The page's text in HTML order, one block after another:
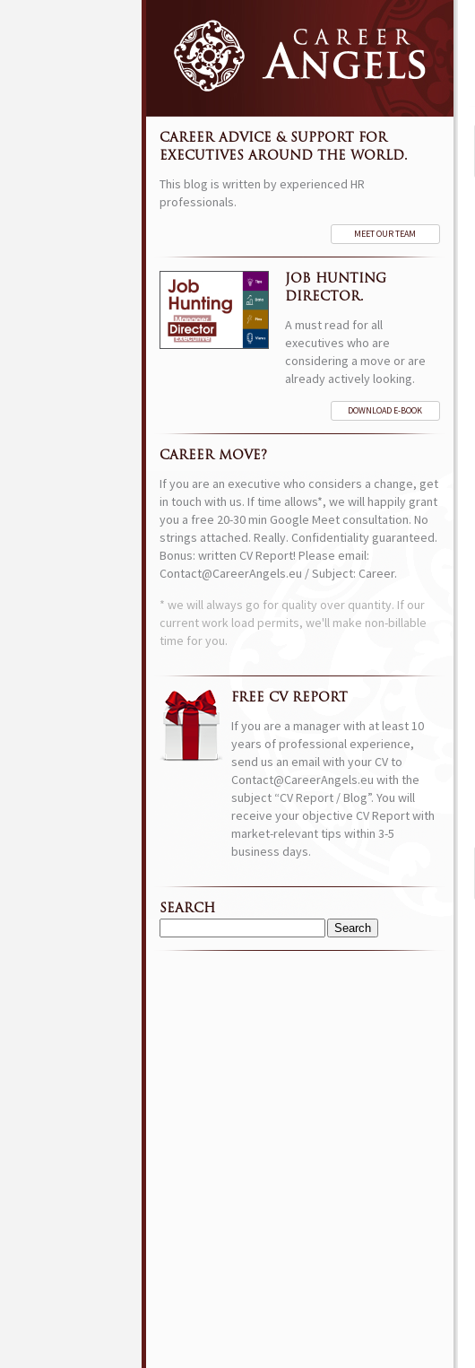
CAREER ADVICE & SUPPORT FOR
EXECUTIVES AROUND THE WORLD.
This blog is written by experienced HR
professionals.
MEET OUR TEAM
JOB HUNTING
DIRECTOR.
A must read for all
executives who are
considering a move or are
already actively looking.
DOWNLOAD E-BOOK
CAREER MOVE?
If you are an executive who considers a change, get
in touch with us. If time allows*, we will happily grant
you a free 20-30 min Google Meet consultation. No
strings attached. Really. Confidentiality guaranteed.
Bonus: written CV Report! Please email:
Contact@CareerAngels.eu / Subject: Career.
* we will always go for quality over quantity. If our
current work load permits, we'll make non-billable
time for you.
FREE CV REPORT
If you are a manager with at least 10
years of professional experience,
send us an email with your CV to
Contact@CareerAngels.eu with the
subject “CV Report / Blog”. You will
receive your objective CV Report with
market-relevant tips within 3-5
business days.
SEARCH
Search
for: